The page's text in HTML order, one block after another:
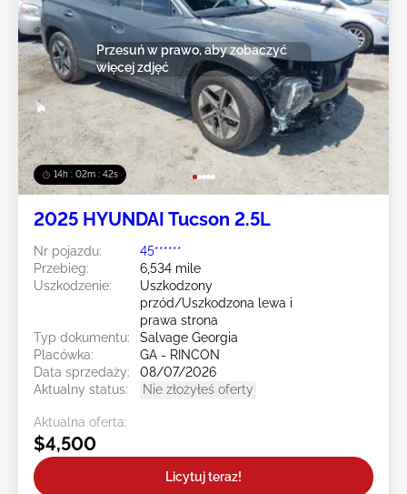
14h : 02m : 39s
Przesuń w prawo, aby zobaczyć
więcej zdjęć
2025 HYUNDAI Tucson 2.5L
Nr pojazdu:
45******
Przebieg:
6,534 mile
Uszkodzenie:
Uszkodzony
przód/Uszkodzona lewa i
prawa strona
Typ dokumentu:
Salvage Georgia
Placówka:
GA - RINCON
Data sprzedaży:
08/07/2026
Aktualny status:
Nie złożyłeś oferty
Aktualna oferta:
$4,500
Licytuj teraz!